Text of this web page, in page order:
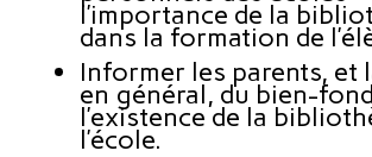
l’importance de la
dans la formation de
Informer les parents, et
en général, du bien-
l’existence de la
l’école.